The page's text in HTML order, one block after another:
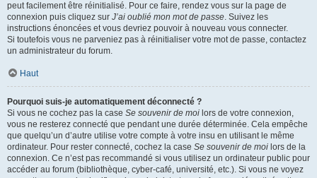
peut facilement être réinitialisé. Pour ce faire, rendez vous sur la page de
connexion puis cliquez sur J’ai oublié mon mot de passe. Suivez les
instructions énoncées et vous devriez pouvoir à nouveau vous connecter.
Si toutefois vous ne parveniez pas à réinitialiser votre mot de passe, contactez
un administrateur du forum.
Haut
Pourquoi suis-je automatiquement déconnecté ?
Si vous ne cochez pas la case Se souvenir de moi lors de votre connexion,
vous ne resterez connecté que pendant une durée déterminée. Cela empêche
que quelqu’un d’autre utilise votre compte à votre insu en utilisant le même
ordinateur. Pour rester connecté, cochez la case Se souvenir de moi lors de la
connexion. Ce n’est pas recommandé si vous utilisez un ordinateur public pour
accéder au forum (bibliothèque, cyber-café, université, etc.). Si vous ne voyez